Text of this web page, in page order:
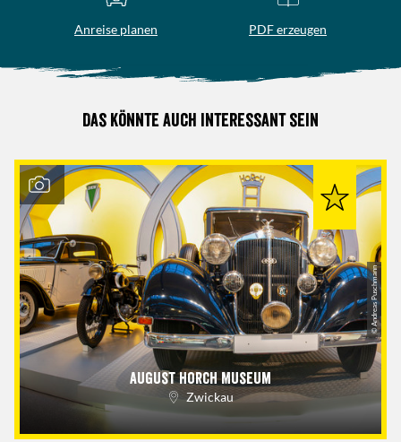
Anreise planen PDF erzeugen
Das könnte auch interessant sein
August Horch Museum
Zwickau
© Andreas Puschmann